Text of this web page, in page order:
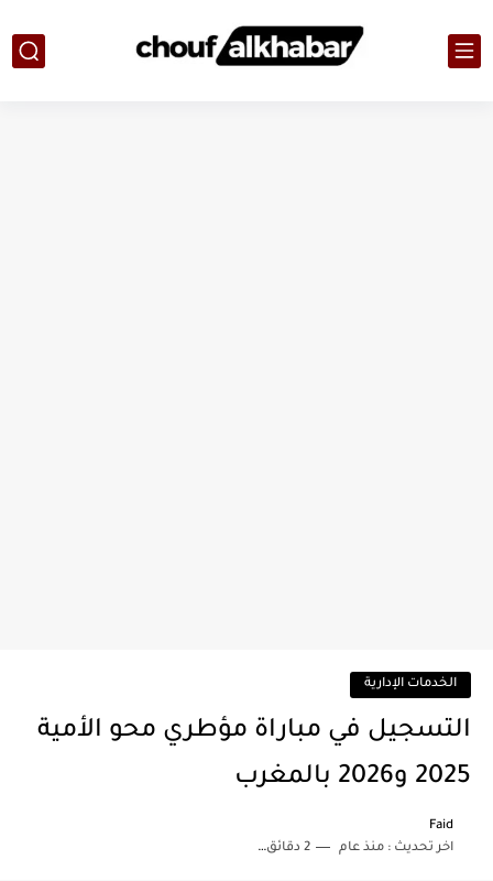
الخدمات الإدارية
التسجيل في مباراة مؤطري محو الأمية
2025 و2026 بالمغرب
Faid
اخر تحديث :منذ عام 2 دقائق للقراءة